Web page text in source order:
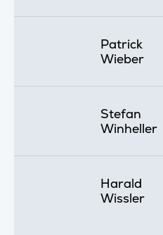
Patrick
Wieber
Stefan
Winheller
Harald
Wissler